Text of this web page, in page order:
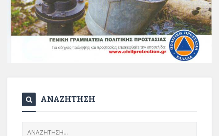
ΑΝΑΖΗΤΗΣΗ